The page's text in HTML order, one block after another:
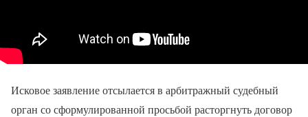
Исковое заявление отсылается в арбитражный судебный
орган со сформулированной просьбой расторгнуть договор